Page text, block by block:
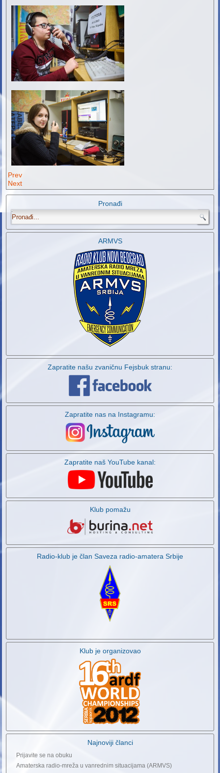
Prev
Next
Pronađi
.
ARMVS
Zapratite našu zvaničnu Fejsbuk stranu:
Zapratite nas na Instagramu:
Zapratite naš YouTube kanal:
Klub pomažu
Radio-klub je član Saveza radio-amatera Srbije
Klub je organizovao
Najnoviji članci
Prijavite se na obuku
Amaterska radio-mreža u vanrednim situacijama (ARMVS)